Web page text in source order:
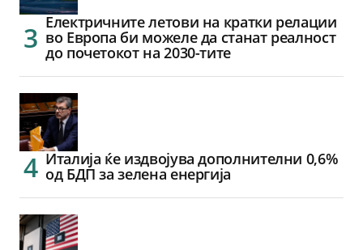
Електричните летови на кратки релации
во Европа би можеле да станат реалност
до почетокот на 2030-тите
Италија ќе издвојува дополнителни 0,6%
од БДП за зелена енергија